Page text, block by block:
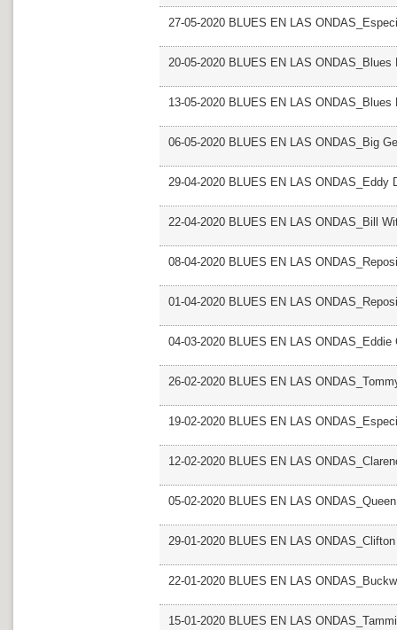
27-05-2020 BLUES EN LAS
20-05-2020 BLUES EN LAS
13-05-2020 BLUES EN LAS
06-05-2020 BLUES EN LAS ONDAS_Big
29-04-2020 BLUES EN LAS ONDAS_Eddy
22-04-2020 BLUES EN LAS ONDAS_Bill
08-04-2020 BLUES EN LAS
01-04-2020 BLUES EN LAS
04-03-2020 BLUES EN LAS ONDAS_Eddie
26-02-2020 BLUES EN LAS
19-02-2020 BLUES EN LAS
12-02-2020 BLUES EN LAS
05-02-2020 BLUES EN LAS
29-01-2020 BLUES EN LAS
22-01-2020 BLUES EN LAS
15-01-2020 BLUES EN LAS